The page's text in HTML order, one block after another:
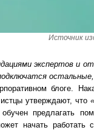
Источник
экспертов и
блоге.
утверждают, что
предлагать
начать работать